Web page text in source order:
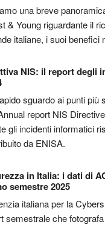
una breve
& Young riguardante il
italiane, i suoi benefici
NIS: il report degli
sguardo ai punti più
report NIS
gli incidenti informatici
da ENISA.
in Italia: i dati di
semestre 2025
italiana per la
semestrale che